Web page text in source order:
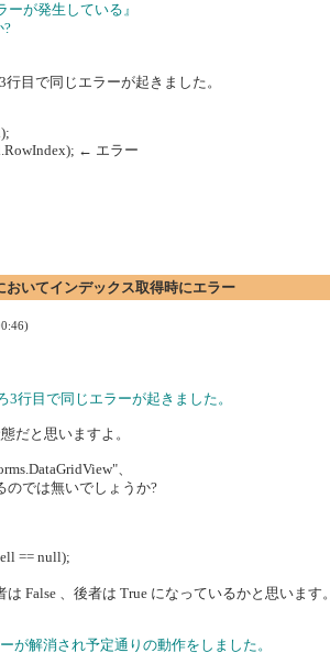
が発生している』
?
目で同じエラーが起きました。
← エラー
おいてインデックス取得時にエラー
3行目で同じエラーが起きました。
だと思いますよ。
、
のでは無いでしょうか?
== null);
False 、後者は True になっているかと思います。
が解消され予定通りの動作をしました。